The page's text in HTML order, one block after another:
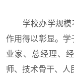
学校办学规模
作用得以彰显。
业家、总经理、
师、技术骨干、人